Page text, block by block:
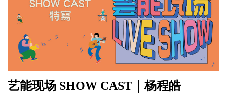
艺能现场 SHOW CAST｜杨程皓